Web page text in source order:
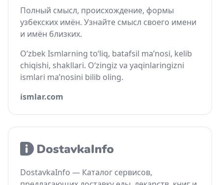
Полный смысл, происхождение, формы
узбекских имён. Узнайте смысл своего имени
и имён близких.
O‘zbek Ismlarning to‘liq, batafsil ma’nosi, kelib
chiqishi, shakllari. O‘zingiz va yaqinlaringizni
ismlari ma’nosini bilib oling.
ismlar.com
DostavkaInfo — Каталог сервисов,